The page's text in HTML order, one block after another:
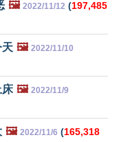
🖼️ 2022/11/12 (197,485
天 🖼️ 2022/11/10
床 🖼️ 2022/11/9
🖼️ 2022/11/6 (165,318